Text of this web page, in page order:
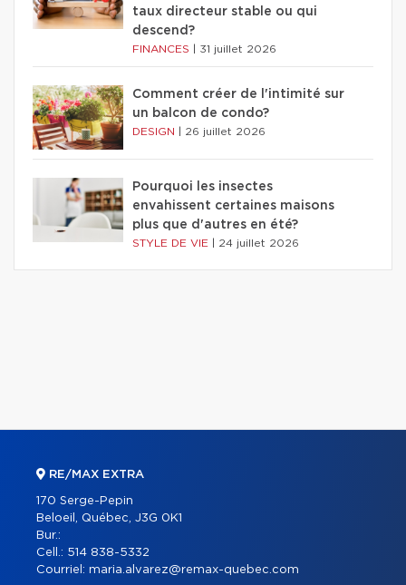
taux directeur stable ou qui
descend?
FINANCES 31 juillet 2026
Comment créer de l'intimité sur
un balcon de condo?
DESIGN 26 juillet 2026
Pourquoi les insectes
envahissent certaines maisons
plus que d'autres en été?
STYLE DE VIE 24 juillet 2026
RE/MAX EXTRA
170 Serge-Pepin
Beloeil, Québec, J3G 0K1
Bur.:
Cell.: 514 838-5332
Courriel: maria.alvarez@remax-quebec.com